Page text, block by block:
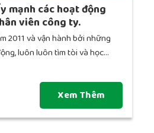
mạnh các hoạt động
viên công ty.
2011 và vận hành bởi những
luôn luôn tìm tòi và học...
Xem Thêm